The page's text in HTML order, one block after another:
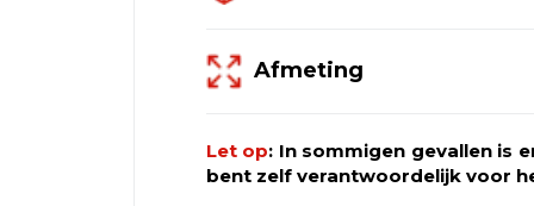
Afmeting
Let op: In sommigen gevallen is
bent zelf verantwoordelijk voor